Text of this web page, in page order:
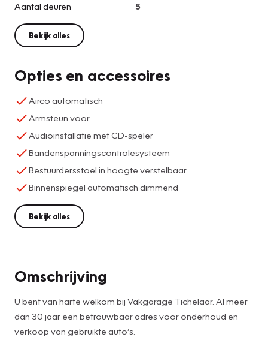
Aantal deuren
5
Bekijk alles
Opties en accessoires
Airco automatisch
Armsteun voor
Audioinstallatie met CD-speler
Bandenspanningscontrolesysteem
Bestuurdersstoel in hoogte verstelbaar
Binnenspiegel automatisch dimmend
Bekijk alles
Omschrijving
U bent van harte welkom bij Vakgarage Tichelaar. Al meer
dan 30 jaar een betrouwbaar adres voor onderhoud en
verkoop van gebruikte auto’s.